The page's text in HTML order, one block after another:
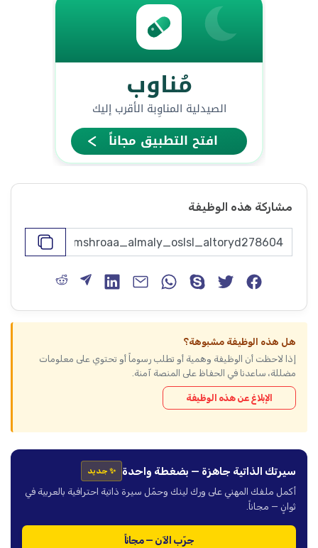
مشاركة هذه الوظيفة
هل هذه الوظيفة مشبوهة؟
إذا لاحظت أن الوظيفة وهمية أو تطلب رسوماً أو تحتوي على معلومات
مضللة، ساعدنا في الحفاظ على المنصة آمنة.
الإبلاغ عن هذه الوظيفة
سيرتك الذاتية جاهزة — بضغطة واحدة ✨ جديد
أكمل ملفك المهني على ورك لينك وحمّل سيرة ذاتية احترافية بالعربية في
ثوانٍ — مجاناً.
جرّب الآن — مجاناً